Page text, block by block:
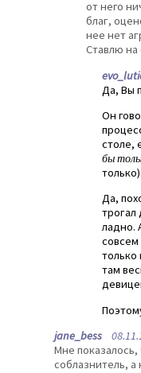
от него
благ,
нее нет
Ставлю на
Да, Вы
Он
столе,
бы
только).
Да,
трогал
ладно.
только
там
jane_bess
Мне
соблазнитель,